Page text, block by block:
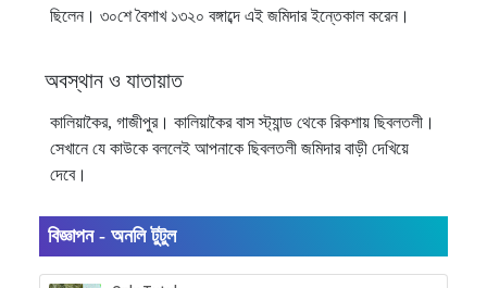
ছিলেন। ৩০শে বৈশাখ ১৩২০ বঙ্গাব্দে এই জমিদার ইন্তেকাল করেন।
অবস্থান ও যাতায়াত
কালিয়াকৈর, গাজীপুর। কালিয়াকৈর বাস স্ট্যান্ড থেকে রিকশায় ছিবলতলী।
সেখানে যে কাউকে বললেই আপনাকে ছিবলতলী জমিদার বাড়ী দেখিয়ে
দেবে।
বিজ্ঞাপন - অনলি টুটুল